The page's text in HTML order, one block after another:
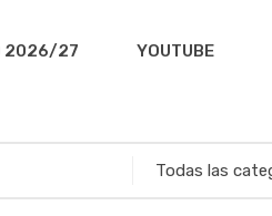
2026/27 YOUTUBE